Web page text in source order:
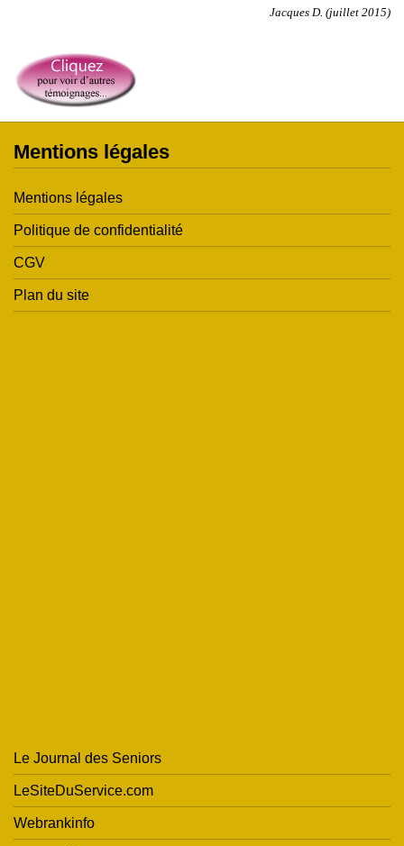
Jacques D. (juillet 2015)
Mentions légales
Mentions légales
Politique de confidentialité
CGV
Plan du site
Le Journal des Seniors
LeSiteDuService.com
Webrankinfo